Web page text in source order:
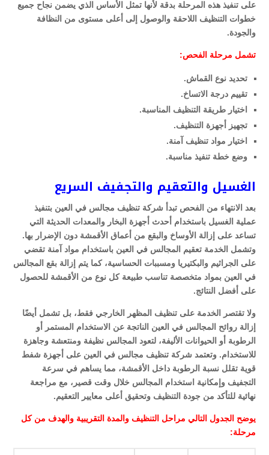
على تنفيذ هذه المرحلة بدقة لأنها تمثل الأساس الذي يضمن نجاح جميع
خطوات التنظيف اللاحقة والوصول إلى أعلى مستوى من النظافة
والجودة.
تشمل مرحلة الفحص:
تحديد نوع القماش.
تقييم درجة الاتساخ.
اختيار طريقة التنظيف المناسبة.
تجهيز أجهزة التنظيف.
اختيار مواد تنظيف آمنة.
وضع خطة تنفيذ مناسبة.
الغسيل والتعقيم والتجفيف السريع
بعد الانتهاء من الفحص تبدأ شركة تنظيف مجالس في العين بتنفيذ
عملية الغسيل باستخدام أحدث أجهزة البخار والمعدات الحديثة التي
تساعد على إزالة الأوساخ والبقع من أعماق الأقمشة دون الإضرار بها.
وتشمل الخدمة تعقيم المجالس في العين باستخدام مواد آمنة تقضي
على الجراثيم والبكتيريا ومسببات الحساسية، كما يتم إزالة بقع المجالس
في العين بمواد متخصصة تناسب طبيعة كل نوع من الأقمشة للحصول
على أفضل النتائج.
ولا تقتصر الخدمة على تنظيف المظهر الخارجي فقط، بل تشمل أيضًا
إزالة روائح المجالس في العين الناتجة عن الاستخدام المستمر أو
الرطوبة أو الحيوانات الأليفة، لتعود المجالس نظيفة ومنتعشة وجاهزة
للاستخدام. وتعتمد شركة تنظيف مجالس في العين على أجهزة شفط
قوية تقلل نسبة الرطوبة داخل الأقمشة، مما يساهم في سرعة
التجفيف وإمكانية استخدام المجالس خلال وقت قصير، مع مراجعة
نهائية للتأكد من جودة التنظيف وتحقيق أعلى معايير التعقيم.
يوضح الجدول التالي مراحل التنظيف والمدة التقريبية والهدف من كل
مرحلة: